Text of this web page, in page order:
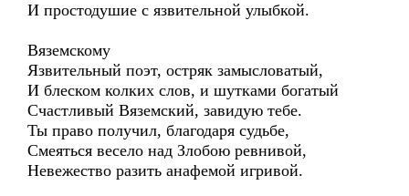
И простодушие с язвительной улыбкой.
Вяземскому
Язвительный поэт, остряк замысловатый,
И блеском колких слов, и шутками богатый
Счастливый Вяземский, завидую тебе.
Ты право получил, благодаря судьбе,
Смеяться весело над Злобою ревнивой,
Невежество разить анафемой игривой.